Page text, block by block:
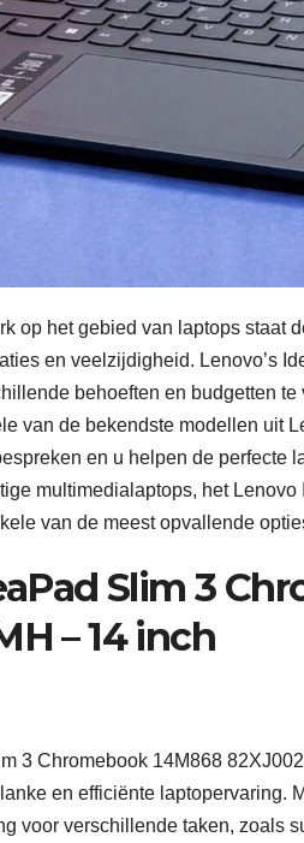
op het gebied van laptops staat
en veelzijdigheid. Lenovo’s
behoeften en budgetten
van de bekendste modellen uit
en u helpen de perfecte
multimedialaptops, het
van de meest opvallende
Slim 3
– 14 inch
3 Chromebook 14M868
en efficiënte laptopervaring.
voor verschillende taken, zoals